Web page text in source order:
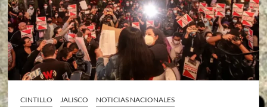
CINTILLO JALISCO
NOTICIAS NACIONALES